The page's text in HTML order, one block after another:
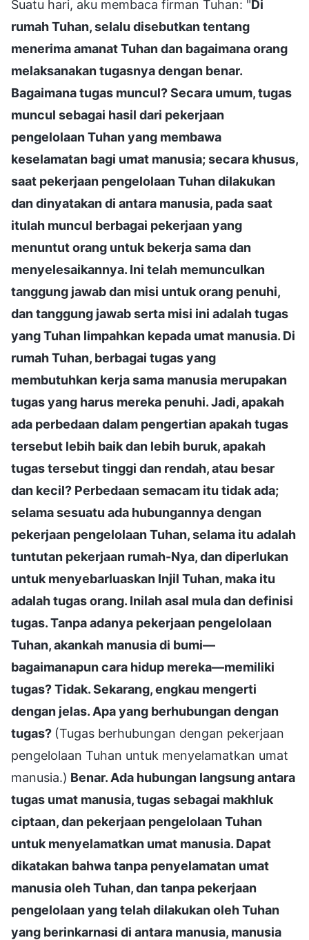
Suatu hari, aku membaca firman Tuhan: " Di
rumah Tuhan, selalu disebutkan tentang
menerima amanat Tuhan dan bagaimana orang
melaksanakan tugasnya dengan benar.
Bagaimana tugas muncul? Secara umum, tugas
muncul sebagai hasil dari pekerjaan
pengelolaan Tuhan yang membawa
keselamatan bagi umat manusia; secara khusus,
saat pekerjaan pengelolaan Tuhan dilakukan
dan dinyatakan di antara manusia, pada saat
itulah muncul berbagai pekerjaan yang
menuntut orang untuk bekerja sama dan
menyelesaikannya. Ini telah memunculkan
tanggung jawab dan misi untuk orang penuhi,
dan tanggung jawab serta misi ini adalah tugas
yang Tuhan limpahkan kepada umat manusia. Di
rumah Tuhan, berbagai tugas yang
membutuhkan kerja sama manusia merupakan
tugas yang harus mereka penuhi. Jadi, apakah
ada perbedaan dalam pengertian apakah tugas
tersebut lebih baik dan lebih buruk, apakah
tugas tersebut tinggi dan rendah, atau besar
dan kecil? Perbedaan semacam itu tidak ada;
selama sesuatu ada hubungannya dengan
pekerjaan pengelolaan Tuhan, selama itu adalah
tuntutan pekerjaan rumah-Nya, dan diperlukan
untuk menyebarluaskan Injil Tuhan, maka itu
adalah tugas orang. Inilah asal mula dan definisi
tugas. Tanpa adanya pekerjaan pengelolaan
Tuhan, akankah manusia di bumi—
bagaimanapun cara hidup mereka—memiliki
tugas? Tidak. Sekarang, engkau mengerti
dengan jelas. Apa yang berhubungan dengan
tugas? (Tugas berhubungan dengan pekerjaan
pengelolaan Tuhan untuk menyelamatkan umat
manusia.) Benar. Ada hubungan langsung antara
tugas umat manusia, tugas sebagai makhluk
ciptaan, dan pekerjaan pengelolaan Tuhan
untuk menyelamatkan umat manusia. Dapat
dikatakan bahwa tanpa penyelamatan umat
manusia oleh Tuhan, dan tanpa pekerjaan
pengelolaan yang telah dilakukan oleh Tuhan
yang berinkarnasi di antara manusia, manusia